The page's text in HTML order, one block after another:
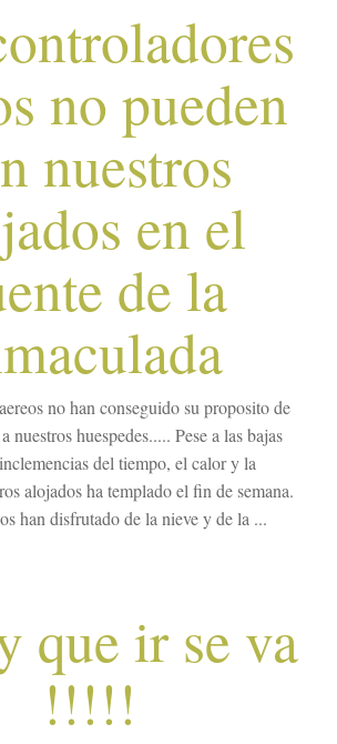
no pueden
nuestros
en el
de la
no han conseguido su proposito de
nuestros huespedes..... Pese a las bajas
del tiempo, el calor y la
alojados ha templado el fin de semana.
han disfrutado de la nieve y de la ...
que ir se va
!!!!!